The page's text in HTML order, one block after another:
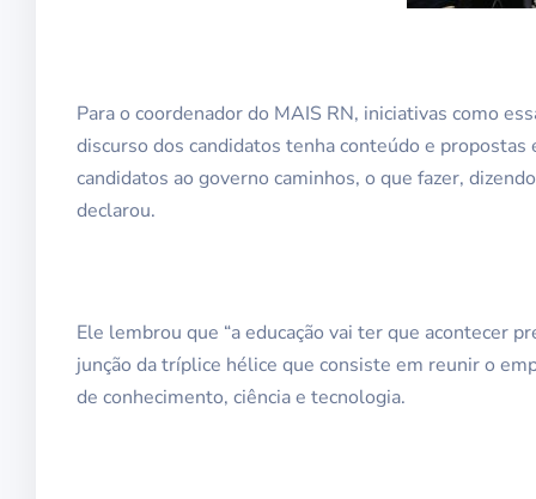
Para o coordenador do MAIS RN, iniciativas como
discurso dos candidatos tenha conteúdo e
candidatos ao governo caminhos, o que fazer,
declarou.
Ele lembrou que “a educação vai ter que acontecer
junção da tríplice hélice que consiste em reunir o
de conhecimento, ciência e tecnologia.